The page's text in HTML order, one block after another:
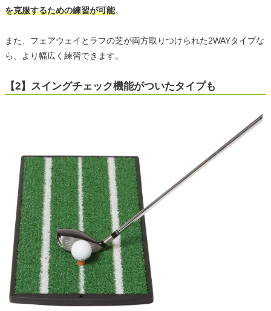
を克服するための練習が可能。
また、フェアウェイとラフの芝が両方取りつけられた2WAYタイプな
ら、より幅広く練習できます。
【2】スイングチェック機能がついたタイプも